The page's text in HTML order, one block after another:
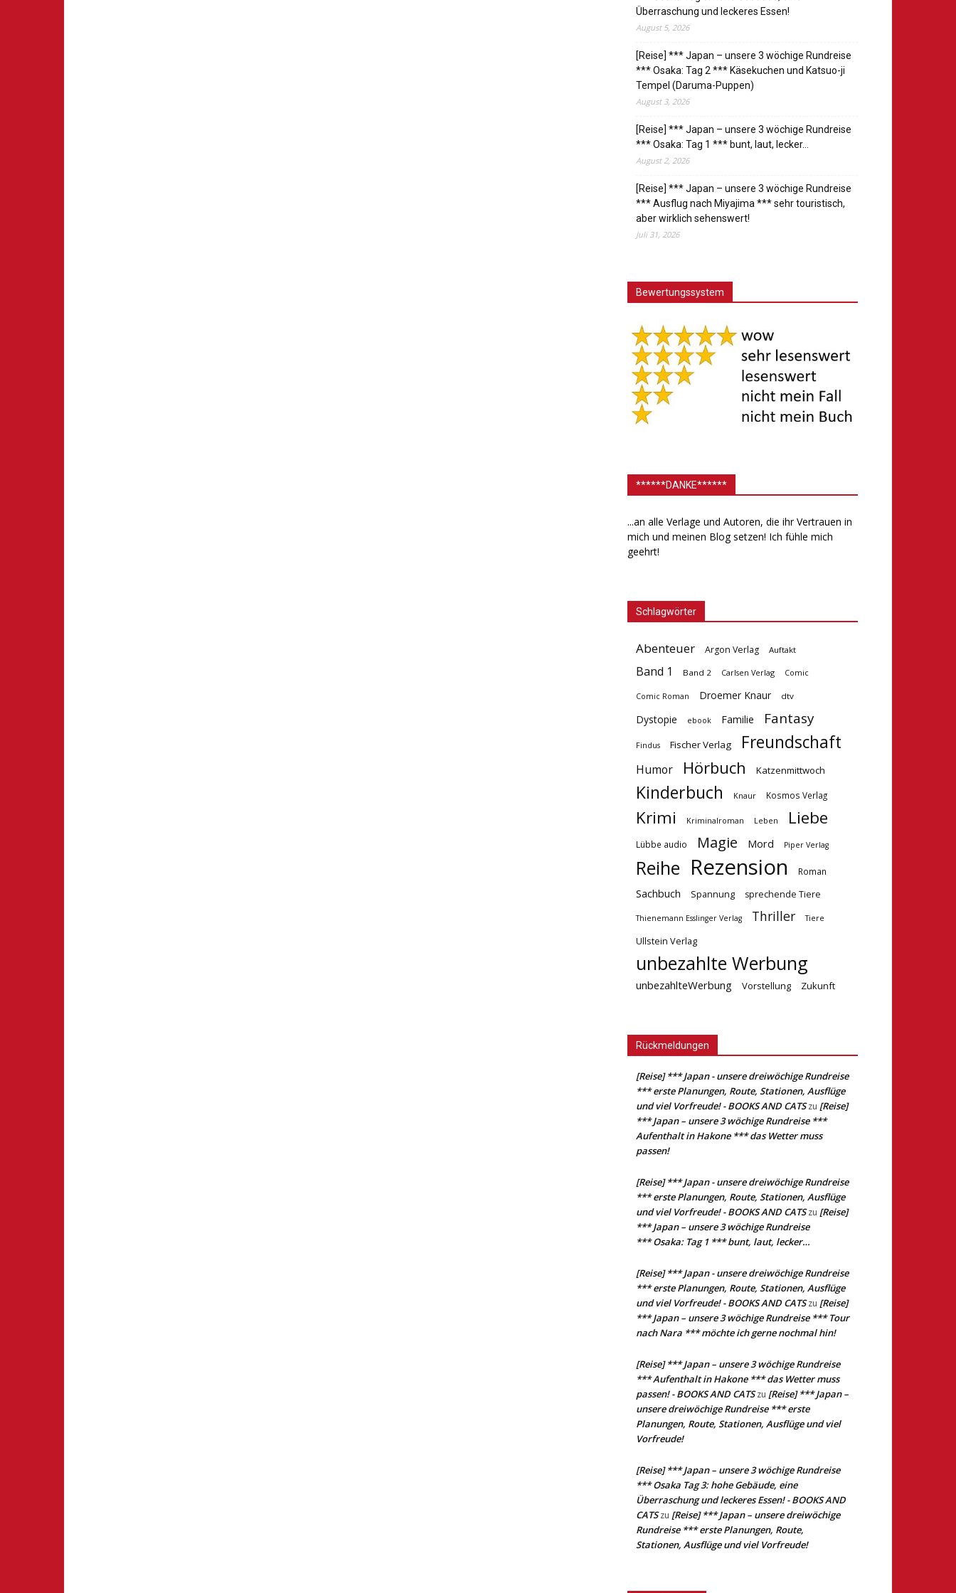
Überraschung und leckeres Essen!
August 5, 2026
[Reise] *** Japan – unsere 3 wöchige Rundreise
*** Osaka: Tag 2 *** Käsekuchen und Katsuo-ji
Tempel (Daruma-Puppen)
August 3, 2026
[Reise] *** Japan – unsere 3 wöchige Rundreise
*** Osaka: Tag 1 *** bunt, laut, lecker…
August 2, 2026
[Reise] *** Japan – unsere 3 wöchige Rundreise
*** Ausflug nach Miyajima *** sehr touristisch,
aber wirklich sehenswert!
Juli 31, 2026
Bewertungssystem
******DANKE******
...an alle Verlage und Autoren, die ihr Vertrauen in
mich und meinen Blog setzen! Ich fühle mich
geehrt!
Schlagwörter
Abenteuer Argon Verlag Auftakt
Band 1 Band 2 Carlsen Verlag Comic
Comic Roman Droemer Knaur dtv
Dystopie ebook Familie Fantasy
Findus Fischer Verlag Freundschaft
Humor Hörbuch Katzenmittwoch
Kinderbuch Knaur Kosmos Verlag
Krimi Kriminalroman Leben Liebe
Lübbe audio Magie Mord Piper Verlag
Reihe Rezension Roman
Sachbuch Spannung sprechende Tiere
Thienemann Esslinger Verlag Thriller Tiere
Ullstein Verlag
unbezahlte Werbung
unbezahlteWerbung Vorstellung Zukunft
Rückmeldungen
[Reise] *** Japan - unsere dreiwöchige Rundreise
*** erste Planungen, Route, Stationen, Ausflüge
und viel Vorfreude! - BOOKS AND CATSzu [Reise]
*** Japan – unsere 3 wöchige Rundreise ***
Aufenthalt in Hakone *** das Wetter muss
passen!
[Reise] *** Japan - unsere dreiwöchige Rundreise
*** erste Planungen, Route, Stationen, Ausflüge
und viel Vorfreude! - BOOKS AND CATSzu [Reise]
*** Japan – unsere 3 wöchige Rundreise
*** Osaka: Tag 1 *** bunt, laut, lecker…
[Reise] *** Japan - unsere dreiwöchige Rundreise
*** erste Planungen, Route, Stationen, Ausflüge
und viel Vorfreude! - BOOKS AND CATSzu [Reise]
*** Japan – unsere 3 wöchige Rundreise *** Tour
nach Nara *** möchte ich gerne nochmal hin!
[Reise] *** Japan – unsere 3 wöchige Rundreise
*** Aufenthalt in Hakone *** das Wetter muss
passen! - BOOKS AND CATSzu [Reise] *** Japan –
unsere dreiwöchige Rundreise *** erste
Planungen, Route, Stationen, Ausflüge und viel
Vorfreude!
[Reise] *** Japan – unsere 3 wöchige Rundreise
*** Osaka Tag 3: hohe Gebäude, eine
Überraschung und leckeres Essen! - BOOKS AND
CATSzu [Reise] *** Japan – unsere dreiwöchige
Rundreise *** erste Planungen, Route,
Stationen, Ausflüge und viel Vorfreude!